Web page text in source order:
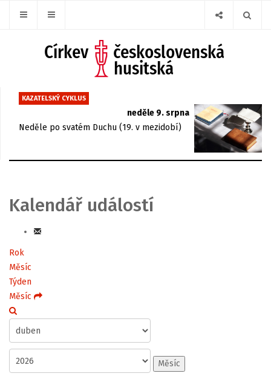
KAZATELSKÝ CYKLUS
neděle 9. srpna
Neděle po svatém Duchu (19. v mezidobí)
Kalendář událostí
Rok
Měsíc
Týden
Měsíc
Měsíc